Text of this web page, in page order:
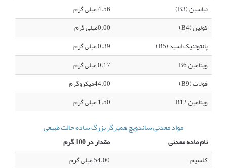
نیاسین (B3)
4.56 میلی گرم
کولین (B4)
0.00میلی گرم
پانتوتنیک اسید (B5)
0.39 میلی گرم
ویتامین B6
0.17 میلی گرم
فولات (B9)
44.00میکروگرم
ویتامین B12
1.50 میلی گرم
مواد معدنی ساندویچ همبرگر بزرگ ساده حالت طبیعی
نام ماده معدنی
مقدار در 100 گرم
کلسیم
54.00 میلی گرم